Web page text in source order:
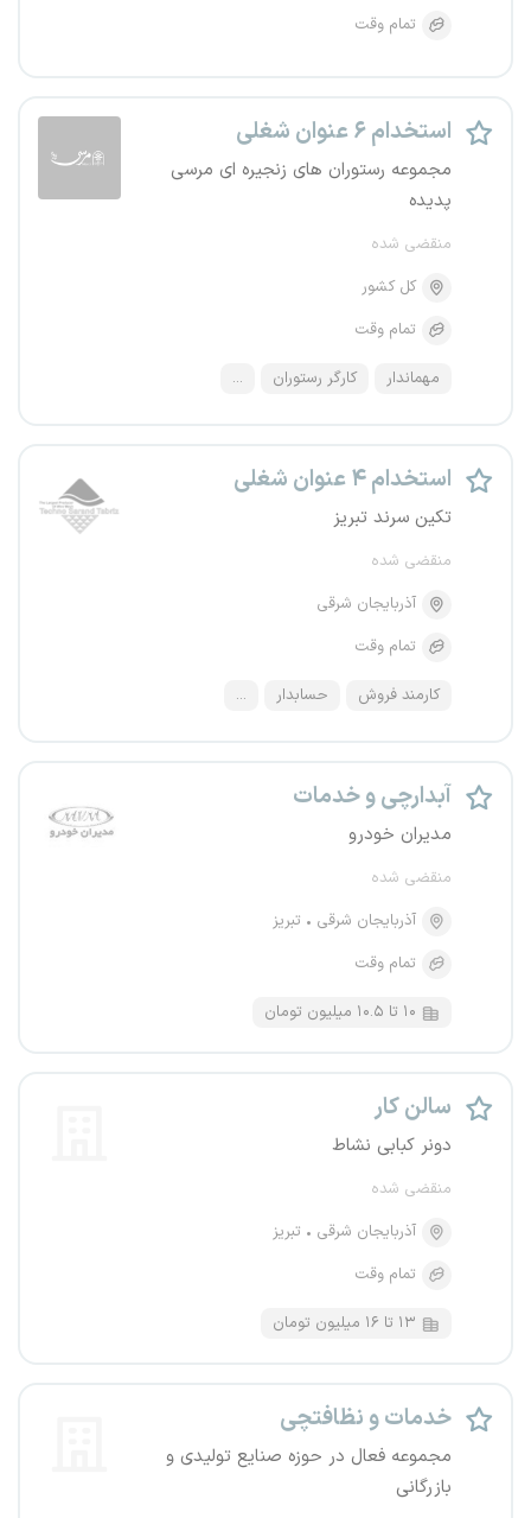
تمام وقت
استخدام ۶ عنوان شغلی
مجموعه رستوران های زنجیره ای مرسی
پدیده
منقضی شده
کل کشور
تمام وقت
مهماندار کارگر رستوران ...
استخدام ۴ عنوان شغلی
تکین سرند تبریز
منقضی شده
آذربایجان شرقی
تمام وقت
کارمند فروش حسابدار ...
آبدارچی و خدمات
مدیران خودرو
منقضی شده
آذربایجان شرقی
تبریز
تمام وقت
۱۰ تا ۱۰.۵ میلیون تومان
سالن کار
دونر کبابی نشاط
منقضی شده
آذربایجان شرقی
تبریز
تمام وقت
۱۳ تا ۱۶ میلیون تومان
خدمات و نظافتچی
مجموعه فعال در حوزه صنایع تولیدی و
بازرگانی